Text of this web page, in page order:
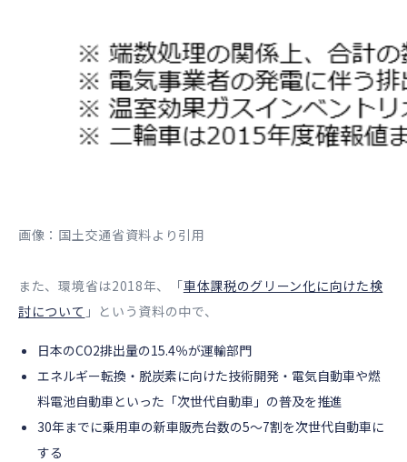
画像：国土交通省資料より引用
また、環境省は2018年、「車体課税のグリーン化に向けた検
討について 」という資料の中で、
日本のCO2排出量の15.4％が運輸部門
エネルギー転換・脱炭素に向けた技術開発・電気自動車や燃
料電池自動車といった「次世代自動車」の普及を推進
30年までに乗用車の新車販売台数の5～7割を次世代自動車に
する